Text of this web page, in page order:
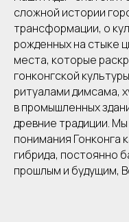
сложной истории
трансформации, о
рожденных на стыке
места, которые
гонконгской
ритуалами димсама,
в промышленных
древние традиции.
понимания Гонконга
гибрида, постоянно
прошлым и будущим,